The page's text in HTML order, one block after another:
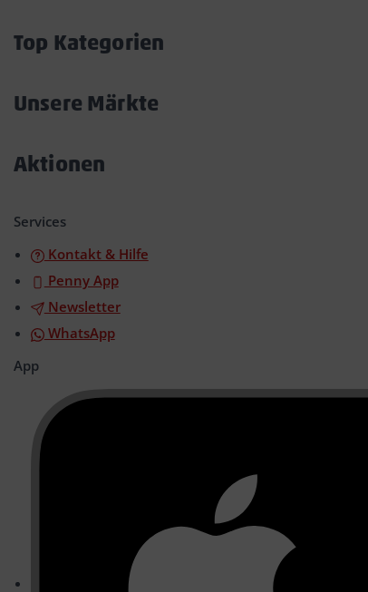
Top Kategorien
Unsere Märkte
Aktionen
Services
Kontakt & Hilfe
Penny App
Newsletter
WhatsApp
App